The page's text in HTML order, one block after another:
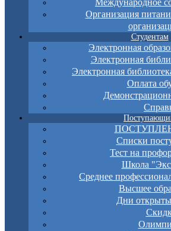
Организация
Студентам
Электронная
Электронная
Электронная
Оплата
Списки
Тест на
Школа
Среднее
Высшее
Дни